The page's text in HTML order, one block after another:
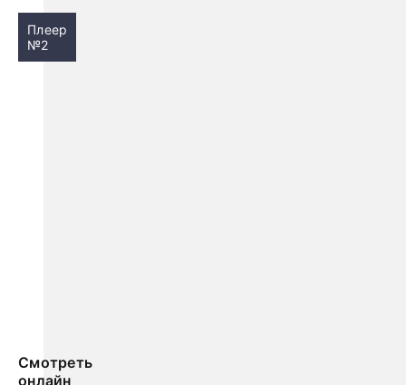
Плеер
№2
Смотреть
онлайн